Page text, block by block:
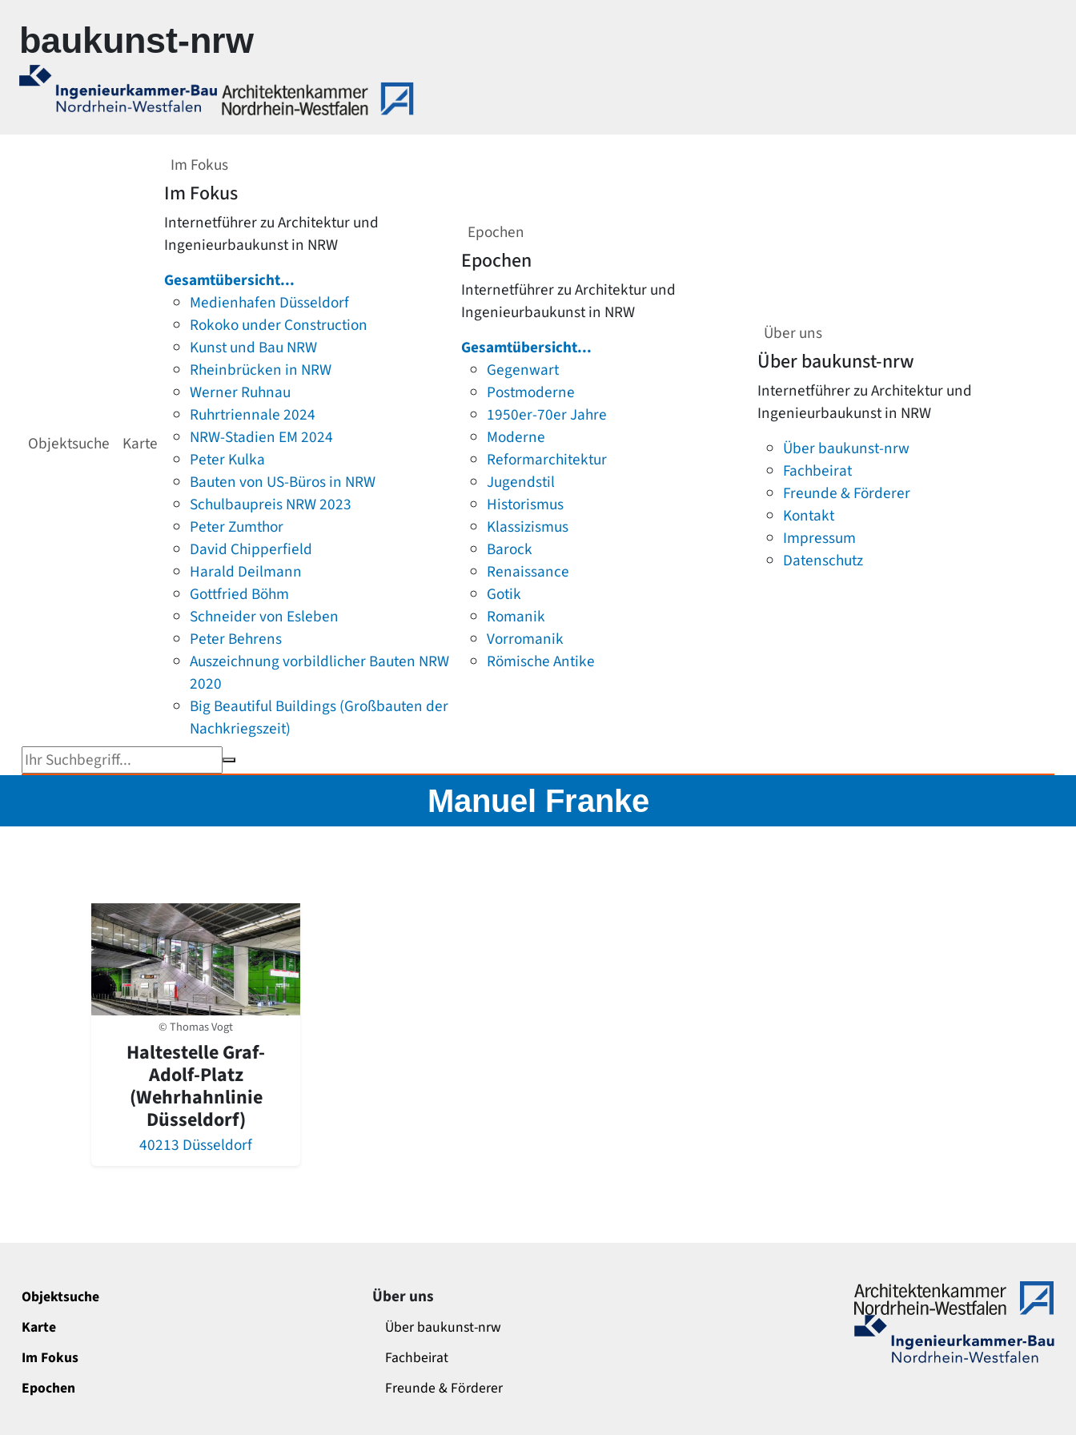
baukunst-nrw
Objektsuche Karte
Im Fokus
Im Fokus
Internetführer zu Architektur und
Ingenieurbaukunst in NRW
Gesamtübersicht...
Medienhafen Düsseldorf
Rokoko under Construction
Kunst und Bau NRW
Rheinbrücken in NRW
Werner Ruhnau
Ruhrtriennale 2024
NRW-Stadien EM 2024
Peter Kulka
Bauten von US-Büros in NRW
Schulbaupreis NRW 2023
Peter Zumthor
David Chipperfield
Harald Deilmann
Gottfried Böhm
Schneider von Esleben
Peter Behrens
Auszeichnung vorbildlicher Bauten NRW
2020
Big Beautiful Buildings (Großbauten der
Nachkriegszeit)
Epochen
Epochen
Internetführer zu Architektur und
Ingenieurbaukunst in NRW
Gesamtübersicht...
Gegenwart
Postmoderne
1950er-70er Jahre
Moderne
Reformarchitektur
Jugendstil
Historismus
Klassizismus
Barock
Renaissance
Gotik
Romanik
Vorromanik
Römische Antike
Über uns
Über baukunst-nrw
Internetführer zu Architektur und
Ingenieurbaukunst in NRW
Über baukunst-nrw
Fachbeirat
Freunde & Förderer
Kontakt
Impressum
Datenschutz
Suchbegriff eingeben
Manuel Franke
© Thomas Vogt
Haltestelle Graf-
Adolf-Platz
(Wehrhahnlinie
Düsseldorf)
40213 Düsseldorf
Objektsuche
Karte
Im Fokus
Epochen
Über uns
Über baukunst-nrw
Fachbeirat
Freunde & Förderer